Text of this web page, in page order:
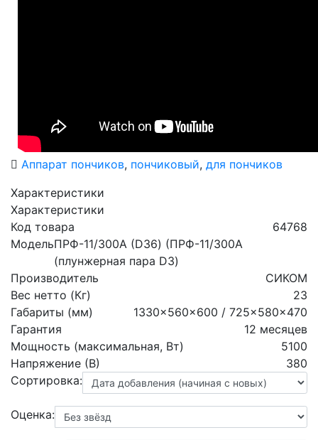
Аппарат пончиков, пончиковый, для пончиков
Характеристики
Характеристики
Код товара
64768
МодельПРФ-11/300А (D36) (ПРФ-11/300А
(плунжерная пара D3)
Производитель
СИКОМ
Вес нетто (Кг)
23
Габариты (мм)
1330x560x600 / 725x580x470
Гарантия
12 месяцев
Мощность (максимальная, Вт)
5100
Напряжение (В)
380
Сортировка:
Оценка: